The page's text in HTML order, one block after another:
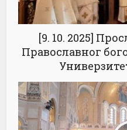
[9. 10. 2025]
Православног